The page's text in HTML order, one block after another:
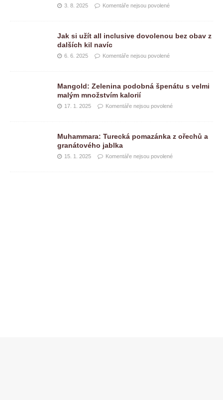
3. 8. 2025 Komentáře nejsou povolené
Jak si užít all inclusive dovolenou bez obav z
dalších kil navíc
6. 6. 2025 Komentáře nejsou povolené
Mangold: Zelenina podobná špenátu s velmi
malým množstvím kalorií
17. 1. 2025 Komentáře nejsou povolené
Muhammara: Turecká pomazánka z ořechů a
granátového jablka
15. 1. 2025 Komentáře nejsou povolené